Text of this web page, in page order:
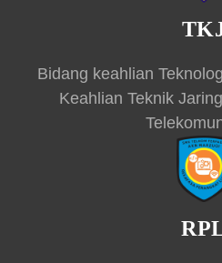
Bidang keahlian
Keahlian Teknik